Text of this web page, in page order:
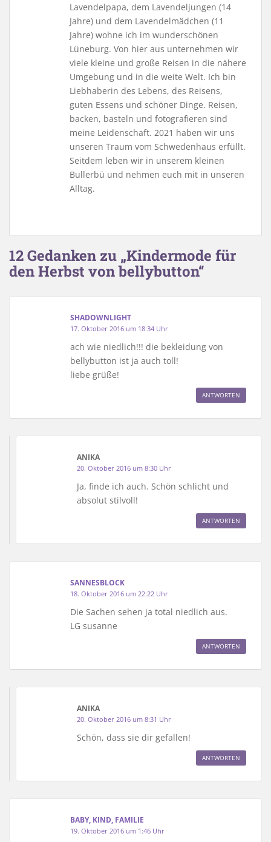
Lavendelpapa, dem Lavendeljungen (14
Jahre) und dem Lavendelmädchen (11
Jahre) wohne ich im wunderschönen
Lüneburg. Von hier aus unternehmen wir
viele kleine und große Reisen in die nähere
Umgebung und in die weite Welt. Ich bin
Liebhaberin des Lebens, des Reisens,
guten Essens und schöner Dinge. Reisen,
backen, basteln und fotografieren sind
meine Leidenschaft. 2021 haben wir uns
unseren Traum vom Schwedenhaus erfüllt.
Seitdem leben wir in unserem kleinen
Bullerbü und nehmen euch mit in unseren
Alltag.
12 Gedanken zu „Kindermode für
den Herbst von bellybutton“
SHADOWNLIGHT
17. Oktober 2016 um 18:34 Uhr
ach wie niedlich!!! die bekleidung von
bellybutton ist ja auch toll!
liebe grüße!
ANTWORTEN
ANIKA
20. Oktober 2016 um 8:30 Uhr
Ja, finde ich auch. Schön schlicht und
absolut stilvoll!
ANTWORTEN
SANNESBLOCK
18. Oktober 2016 um 22:22 Uhr
Die Sachen sehen ja total niedlich aus.
LG susanne
ANTWORTEN
ANIKA
20. Oktober 2016 um 8:31 Uhr
Schön, dass sie dir gefallen!
ANTWORTEN
BABY, KIND, FAMILIE
19. Oktober 2016 um 1:46 Uhr